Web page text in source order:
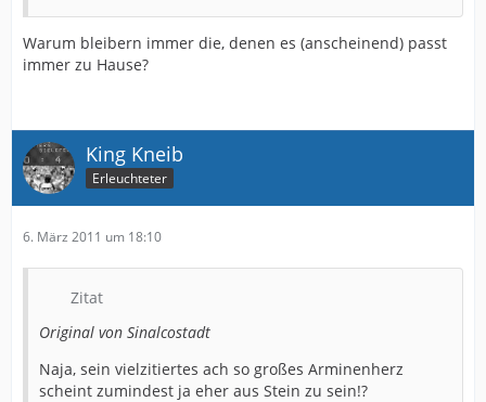
Warum bleibern immer die, denen es (anscheinend) passt
immer zu Hause?
King Kneib
Erleuchteter
6. März 2011 um 18:10
Zitat
Original von Sinalcostadt
Naja, sein vielzitiertes ach so großes Arminenherz
scheint zumindest ja eher aus Stein zu sein!?